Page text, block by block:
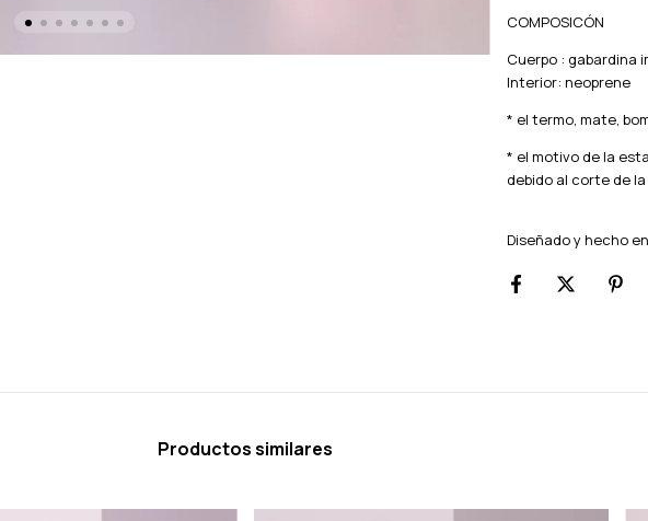
COMPOSICÓN
Cuerpo : gabardina
Interior: neoprene
* el termo, mate,
* el motivo de la
debido al corte de
Diseñado y hecho
Productos similares